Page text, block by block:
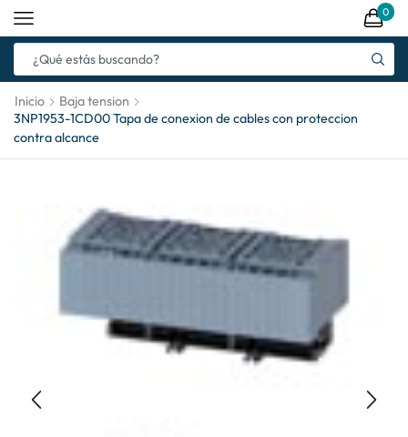
0
Inicio
Baja tension
3NP1953-1CD00 Tapa de conexion de cables con proteccion
contra alcance